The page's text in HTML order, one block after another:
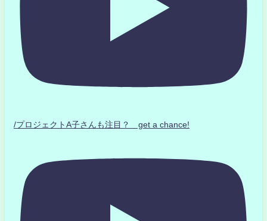
/プロジェクトA子さんも注目？ get a chance!